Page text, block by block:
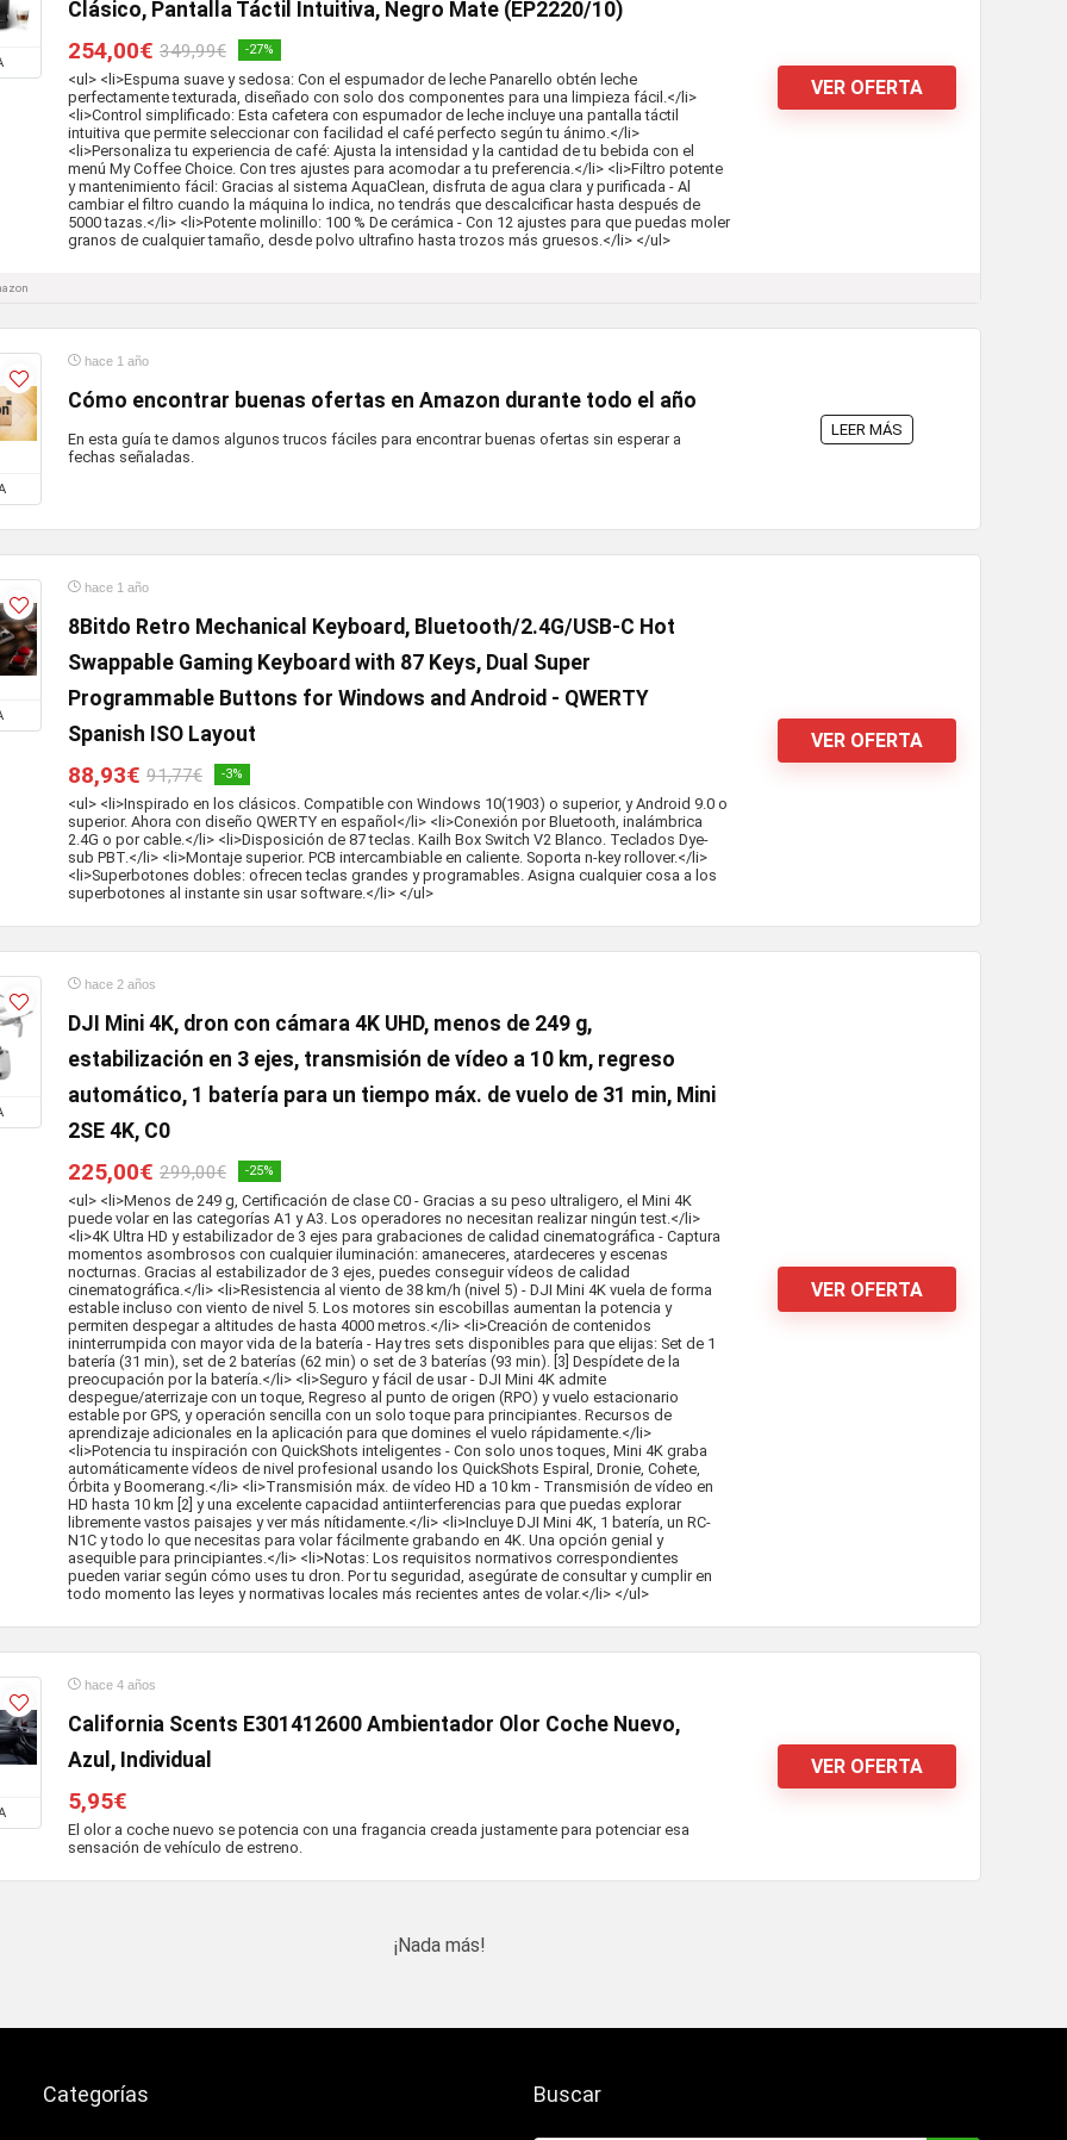
Clásico, Pantalla Táctil Intuitiva, Negro Mate (EP2220/10)
254,00€ 349,99€ -27%
<ul> <li>Espuma suave y sedosa: Con el espumador de leche Panarello obtén leche
perfectamente texturada, diseñado con solo dos componentes para una limpieza fácil.</li>
<li>Control simplificado: Esta cafetera con espumador de leche incluye una pantalla táctil
intuitiva que permite seleccionar con facilidad el café perfecto según tu ánimo.</li>
<li>Personaliza tu experiencia de café: Ajusta la intensidad y la cantidad de tu bebida con el
menú My Coffee Choice. Con tres ajustes para acomodar a tu preferencia.</li> <li>Filtro potente
y mantenimiento fácil: Gracias al sistema AquaClean, disfruta de agua clara y purificada - Al
cambiar el filtro cuando la máquina lo indica, no tendrás que descalcificar hasta después de
5000 tazas.</li> <li>Potente molinillo: 100 % De cerámica - Con 12 ajustes para que puedas moler
granos de cualquier tamaño, desde polvo ultrafino hasta trozos más gruesos.</li> </ul>
VER OFERTA
hace 1 año
Cómo encontrar buenas ofertas en Amazon durante todo el año
En esta guía te damos algunos trucos fáciles para encontrar buenas ofertas sin esperar a
fechas señaladas.
LEER MÁS
hace 1 año
8Bitdo Retro Mechanical Keyboard, Bluetooth/2.4G/USB-C Hot
Swappable Gaming Keyboard with 87 Keys, Dual Super
Programmable Buttons for Windows and Android - QWERTY
Spanish ISO Layout
88,93€ 91,77€ -3%
<ul> <li>Inspirado en los clásicos. Compatible con Windows 10(1903) o superior, y Android 9.0 o
superior. Ahora con diseño QWERTY en español</li> <li>Conexión por Bluetooth, inalámbrica
2.4G o por cable.</li> <li>Disposición de 87 teclas. Kailh Box Switch V2 Blanco. Teclados Dye-
sub PBT.</li> <li>Montaje superior. PCB intercambiable en caliente. Soporta n-key rollover.</li>
<li>Superbotones dobles: ofrecen teclas grandes y programables. Asigna cualquier cosa a los
superbotones al instante sin usar software.</li> </ul>
VER OFERTA
hace 2 años
DJI Mini 4K, dron con cámara 4K UHD, menos de 249 g,
estabilización en 3 ejes, transmisión de vídeo a 10 km, regreso
automático, 1 batería para un tiempo máx. de vuelo de 31 min, Mini
2SE 4K, C0
225,00€ 299,00€ -25%
<ul> <li>Menos de 249 g, Certificación de clase C0 - Gracias a su peso ultraligero, el Mini 4K
puede volar en las categorías A1 y A3. Los operadores no necesitan realizar ningún test.</li>
<li>4K Ultra HD y estabilizador de 3 ejes para grabaciones de calidad cinematográfica - Captura
momentos asombrosos con cualquier iluminación: amaneceres, atardeceres y escenas
nocturnas. Gracias al estabilizador de 3 ejes, puedes conseguir vídeos de calidad
cinematográfica.</li> <li>Resistencia al viento de 38 km/h (nivel 5) - DJI Mini 4K vuela de forma
estable incluso con viento de nivel 5. Los motores sin escobillas aumentan la potencia y
permiten despegar a altitudes de hasta 4000 metros.</li> <li>Creación de contenidos
ininterrumpida con mayor vida de la batería - Hay tres sets disponibles para que elijas: Set de 1
batería (31 min), set de 2 baterías (62 min) o set de 3 baterías (93 min). [3] Despídete de la
preocupación por la batería.</li> <li>Seguro y fácil de usar - DJI Mini 4K admite
despegue/aterrizaje con un toque, Regreso al punto de origen (RPO) y vuelo estacionario
estable por GPS, y operación sencilla con un solo toque para principiantes. Recursos de
aprendizaje adicionales en la aplicación para que domines el vuelo rápidamente.</li>
<li>Potencia tu inspiración con QuickShots inteligentes - Con solo unos toques, Mini 4K graba
automáticamente vídeos de nivel profesional usando los QuickShots Espiral, Dronie, Cohete,
Órbita y Boomerang.</li> <li>Transmisión máx. de vídeo HD a 10 km - Transmisión de vídeo en
HD hasta 10 km [2] y una excelente capacidad antiinterferencias para que puedas explorar
libremente vastos paisajes y ver más nítidamente.</li> <li>Incluye DJI Mini 4K, 1 batería, un RC-
N1C y todo lo que necesitas para volar fácilmente grabando en 4K. Una opción genial y
asequible para principiantes.</li> <li>Notas: Los requisitos normativos correspondientes
pueden variar según cómo uses tu dron. Por tu seguridad, asegúrate de consultar y cumplir en
todo momento las leyes y normativas locales más recientes antes de volar.</li> </ul>
VER OFERTA
hace 4 años
California Scents E301412600 Ambientador Olor Coche Nuevo,
Azul, Individual
5,95€
El olor a coche nuevo se potencia con una fragancia creada justamente para potenciar esa
sensación de vehículo de estreno.
VER OFERTA
¡Nada más!
Categorías Buscar